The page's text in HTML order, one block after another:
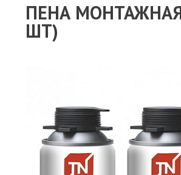
КЛЕЙ, ПЕНА, ГЕРМЕТИКИ
ОСП, ЛАМ. ФАНЕРА
СТРОИТЕЛЬНАЯ ХИМИЯ
КРЕПЕЖИ
ГИДРОШПОНКИ
ПЕНА
ШТ)